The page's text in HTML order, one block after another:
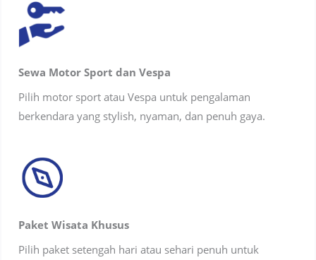
Sewa Motor Sport dan Vespa
Pilih motor sport atau Vespa untuk pengalaman
berkendara yang stylish, nyaman, dan penuh gaya.
Paket Wisata Khusus
Pilih paket setengah hari atau sehari penuh untuk